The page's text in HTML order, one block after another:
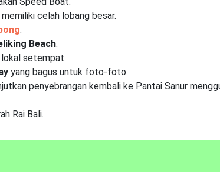
celah lobang besar.
.
Beach.
lokal setempat.
yang bagus untuk foto-foto.
penyebrangan kembali ke Pantai Sanur
Rai Bali.